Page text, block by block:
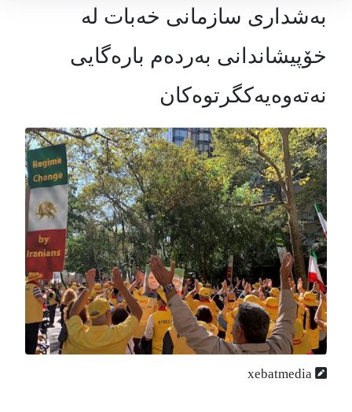
به‌شداری سازمانی خه‌بات له‌
خۆپیشاندانی به‌رده‌م باره‌گایی
نه‌ته‌وه‌یه‌کگرتوه‌کان